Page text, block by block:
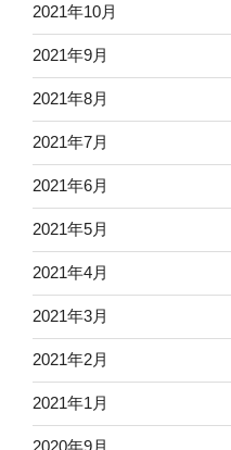
2021年10月
2021年9月
2021年8月
2021年7月
2021年6月
2021年5月
2021年4月
2021年3月
2021年2月
2021年1月
2020年9月